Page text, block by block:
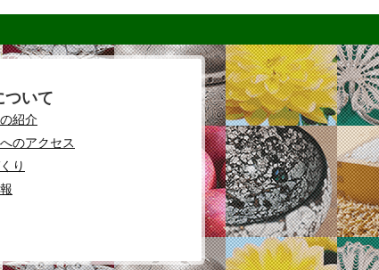
ついて
紹介
のアクセス
り